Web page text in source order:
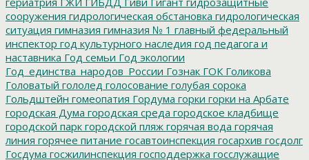
сооружения гидрологическая обстановка гидрологическая
ситуация гимназия гимназия № 1 главный федеральный
инспектор год культурного наследия год педагога и
наставника Год семьи Год экологии
Год_единства_народов_России Гознак ГОК Голикова
Головатый гололед голосование голубая сорока
Гольдштейн гомеопатия Гордума горки горки на Арбате
городская Дума городская среда городское кладбище
городской парк городской пляж горячая вода горячая
линия горячее питание госавтоинспекция госархив госдолг
Госдума госжилинспекция господдержка госслужащие